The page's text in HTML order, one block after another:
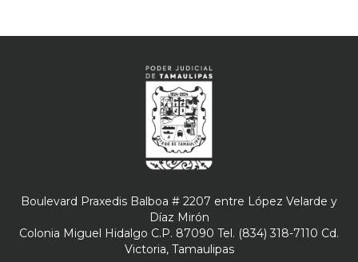
Boulevard Praxedis Balboa # 2207 entre López Velarde y
Díaz Mirón
Colonia Miguel Hidalgo C.P. 87090 Tel. (834) 318-7110 Cd.
Victoria, Tamaulipas